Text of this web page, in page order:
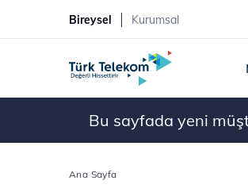
Bireysel Kurumsal
Bu sayfada yeni
Ana Sayfa